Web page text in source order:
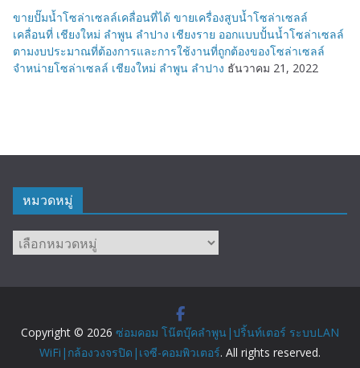
ขายปั๊มน้ำโซล่าเซลล์เคลื่อนที่ได้ ขายเครื่องสูบน้ำโซล่าเซลล์
เคลื่อนที่ เชียงใหม่ ลำพูน ลำปาง เชียงราย ออกแบบปั้นน้ำโซล่าเซลล์
ตามงบประมาณที่ต้องการและการใช้งานที่ถูกต้องของโซล่าเซลล์
จำหน่ายโซล่าเซลล์ เชียงใหม่ ลำพูน ลำปาง ธันวาคม 21, 2022
หมวดหมู่
หมวด
Copyright © 2026 ซ่อมคอม โน๊ตบุ๊คลำพูน|ปริ้นท์เตอร์ ระบบLAN
WiFi|กล้องวงจรปิด|เจซี-คอมพิวเตอร์. All rights reserved.